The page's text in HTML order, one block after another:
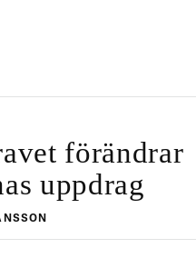
förändrar
uppdrag